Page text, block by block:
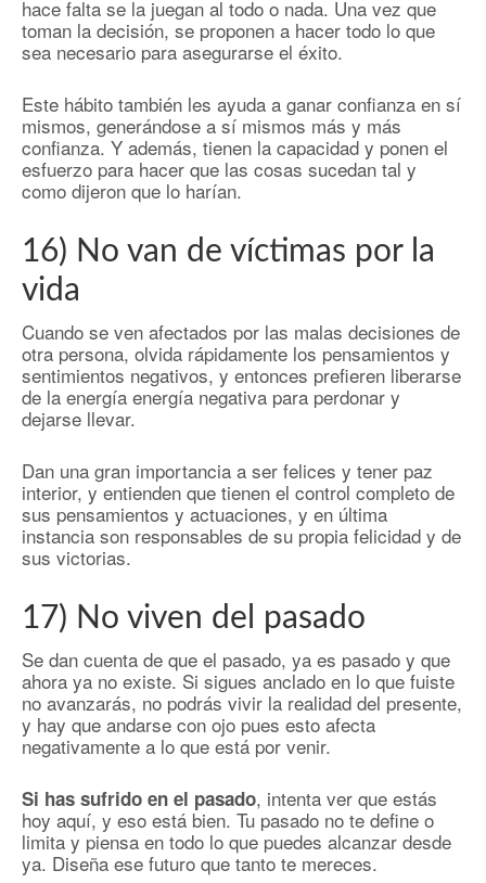
hace falta se la juegan al todo o nada. Una vez que
toman la decisión, se proponen a hacer todo lo que
sea necesario para asegurarse el éxito.
Este hábito también les ayuda a ganar confianza en sí
mismos, generándose a sí mismos más y más
confianza. Y además, tienen la capacidad y ponen el
esfuerzo para hacer que las cosas sucedan tal y
como dijeron que lo harían.
16) No van de víctimas por la
vida
Cuando se ven afectados por las malas decisiones de
otra persona, olvida rápidamente los pensamientos y
sentimientos negativos, y entonces prefieren liberarse
de la energía energía negativa para perdonar y
dejarse llevar.
Dan una gran importancia a ser felices y tener paz
interior, y entienden que tienen el control completo de
sus pensamientos y actuaciones, y en última
instancia son responsables de su propia felicidad y de
sus victorias.
17) No viven del pasado
Se dan cuenta de que el pasado, ya es pasado y que
ahora ya no existe. Si sigues anclado en lo que fuiste
no avanzarás, no podrás vivir la realidad del presente,
y hay que andarse con ojo pues esto afecta
negativamente a lo que está por venir.
Si has sufrido en el pasado, intenta ver que estás
hoy aquí, y eso está bien. Tu pasado no te define o
limita y piensa en todo lo que puedes alcanzar desde
ya. Diseña ese futuro que tanto te mereces.